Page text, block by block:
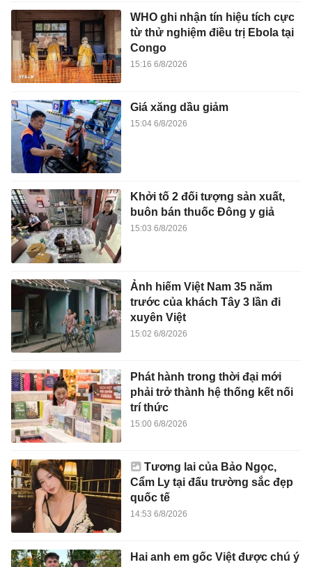
WHO ghi nhận tín hiệu tích cực
từ thử nghiệm điều trị Ebola tại
Congo
15:16 6/8/2026
Giá xăng dầu giảm
15:04 6/8/2026
Khởi tố 2 đối tượng sản xuất,
buôn bán thuốc Đông y giả
15:03 6/8/2026
Ảnh hiếm Việt Nam 35 năm
trước của khách Tây 3 lần đi
xuyên Việt
15:02 6/8/2026
Phát hành trong thời đại mới
phải trở thành hệ thống kết nối
trí thức
15:00 6/8/2026
Tương lai của Bảo Ngọc,
Cẩm Ly tại đấu trường sắc đẹp
quốc tế
14:53 6/8/2026
Hai anh em gốc Việt được chú ý